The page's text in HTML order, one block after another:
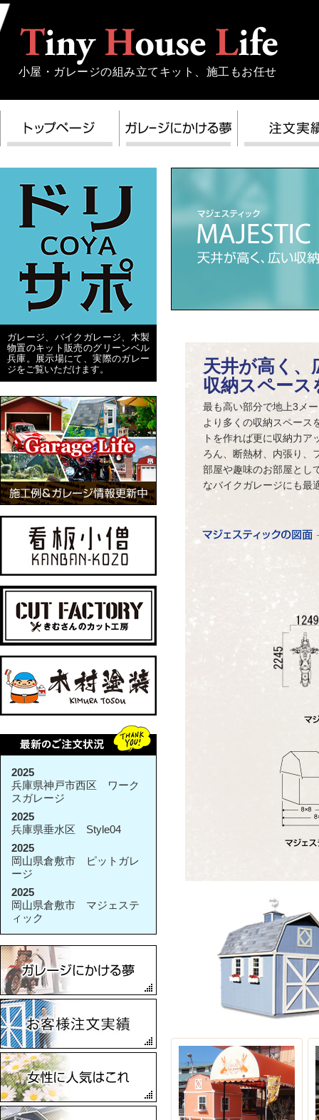
小屋・ガレージの組み立てキット、施工もお任せ
ガレージ、バイクガレージ、木製
物置のキット販売のグリーンベル
兵庫。展示場にて、実際のガレー
ジをご覧いただけます。
2025
兵庫県神戸市西区 ワーク
スガレージ
2025
兵庫県垂水区 Style04
2025
岡山県倉敷市 ピットガレ
ージ
2025
岡山県倉敷市 マジェステ
ィック
2025
兵庫県加古川市 その他
2024
兵庫県加古川市 その他
2024
兵庫県洲本市 ワークスガ
レージ
2024
兵庫県赤穂市 ランカスタ
ーバイクガレージ
2024
兵庫県洲本市 ランカスタ
ー
天井が高く、
収納スペース
最も高い部分で地上3メ
より多くの収納スペース
トを作れば更に収納力ア
ろん、断熱材、内張り、
部屋や趣味のお部屋とし
なバイクガレージにも最